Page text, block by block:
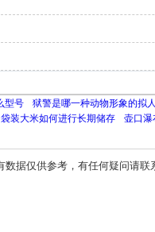
型号 狱警是哪一种动物形象的拟
袋装大米如何进行长期储存 壶口瀑
据仅供参考，有任何疑问请联